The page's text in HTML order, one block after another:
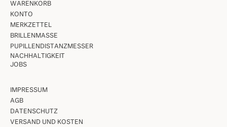
WARENKORB
KONTO
MERKZETTEL
BRILLENMASSE
PUPILLENDISTANZMESSER
NACHHALTIGKEIT
JOBS
IMPRESSUM
AGB
DATENSCHUTZ
VERSAND UND KOSTEN